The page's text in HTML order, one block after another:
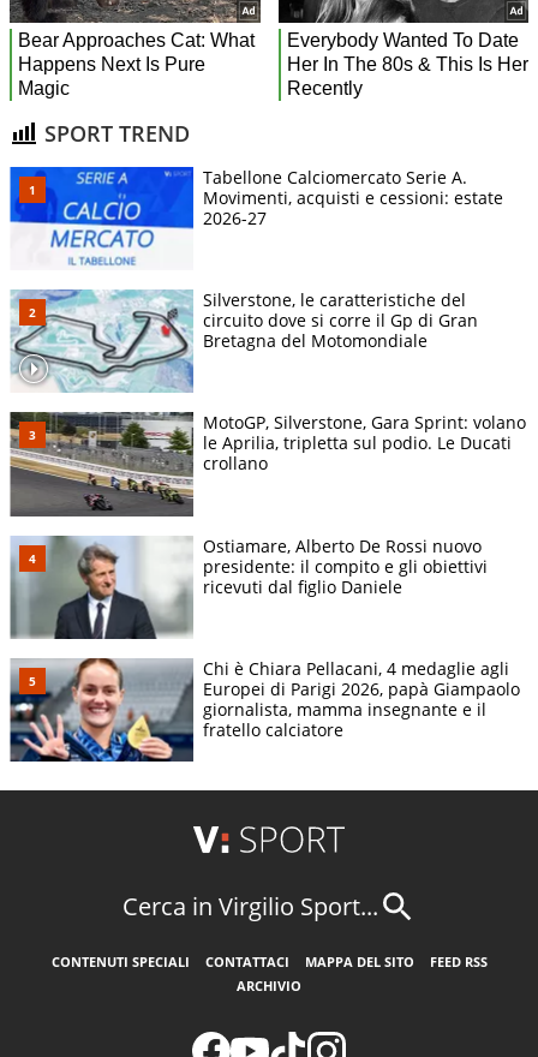
SPORT TREND
Tabellone Calciomercato Serie A.
Movimenti, acquisti e cessioni: estate
2026-27
Silverstone, le caratteristiche del
circuito dove si corre il Gp di Gran
Bretagna del Motomondiale
MotoGP, Silverstone, Gara Sprint: volano
le Aprilia, tripletta sul podio. Le Ducati
crollano
Ostiamare, Alberto De Rossi nuovo
presidente: il compito e gli obiettivi
ricevuti dal figlio Daniele
Chi è Chiara Pellacani, 4 medaglie agli
Europei di Parigi 2026, papà Giampaolo
giornalista, mamma insegnante e il
fratello calciatore
Cerca in Virgilio Sport...
CONTENUTI SPECIALI CONTATTACI MAPPA DEL SITO
FEED RSS
ARCHIVIO